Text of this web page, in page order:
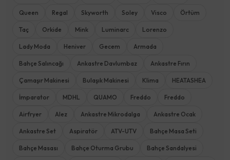
Queen Regal Skyworth Soley Visco Örtüm
Taç Orkide Mink Luminarc Lorenzo
Lady Moda Heniver Gecem Armada
Bahçe Salıncağı Ankastre Davlumbaz Ankastre Fırın
Çamaşır Makinesi Bulaşık Makinesi Klima HEATASHEA
İmparator MDHL QUAMO Freddo Freddo
Airfryer Alez Ankastre Mikrodalga Ankastre Ocak
Ankastre Set Aspiratör ATV-UTV Bahçe Masa Seti
Bahçe Masası Bahçe Oturma Grubu Bahçe Sandalyesi